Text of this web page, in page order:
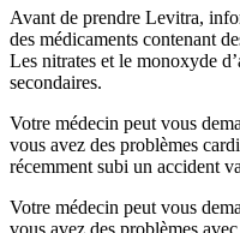
Avant de prendre Levitra,
des médicaments contenant
Les nitrates et le monoxyde
secondaires.
Votre médecin peut vous
vous avez des problèmes
récemment subi un accident
Votre médecin peut vous
vous avez des problèmes